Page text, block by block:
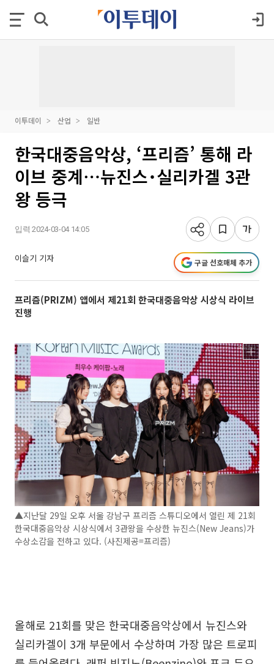
이투데이 산업 일반
한국대중음악상, ‘프리즘’ 통해 라
이브 중계⋯뉴진스˙실리카겔 3관
왕 등극
입력 2024-03-04 14:05
이슬기 기자 구글 선호매체 추가
프리즘(PRIZM) 앱에서 제21회 한국대중음악상 시상식 라이브
진행
▲지난달 29일 오후 서울 강남구 프리즘 스튜디오에서 열린 제 21회
한국대중음악상 시상식에서 3관왕을 수상한 뉴진스(New Jeans)가
수상소감을 전하고 있다. (사진제공=프리즘)
올해로 21회를 맞은 한국대중음악상에서 뉴진스와
실리카겔이 3개 부문에서 수상하며 가장 많은 트로피